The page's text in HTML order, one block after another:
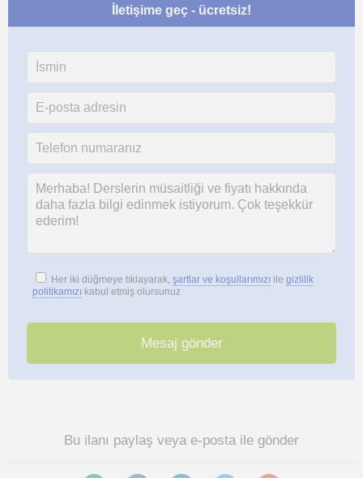
İletişime geç - ücretsiz!
Her iki düğmeye tıklayarak, şartlar ve koşullarımızı ile gizlilik
politikamızı kabul etmiş olursunuz
Bu ilanı paylaş veya e-posta ile gönder